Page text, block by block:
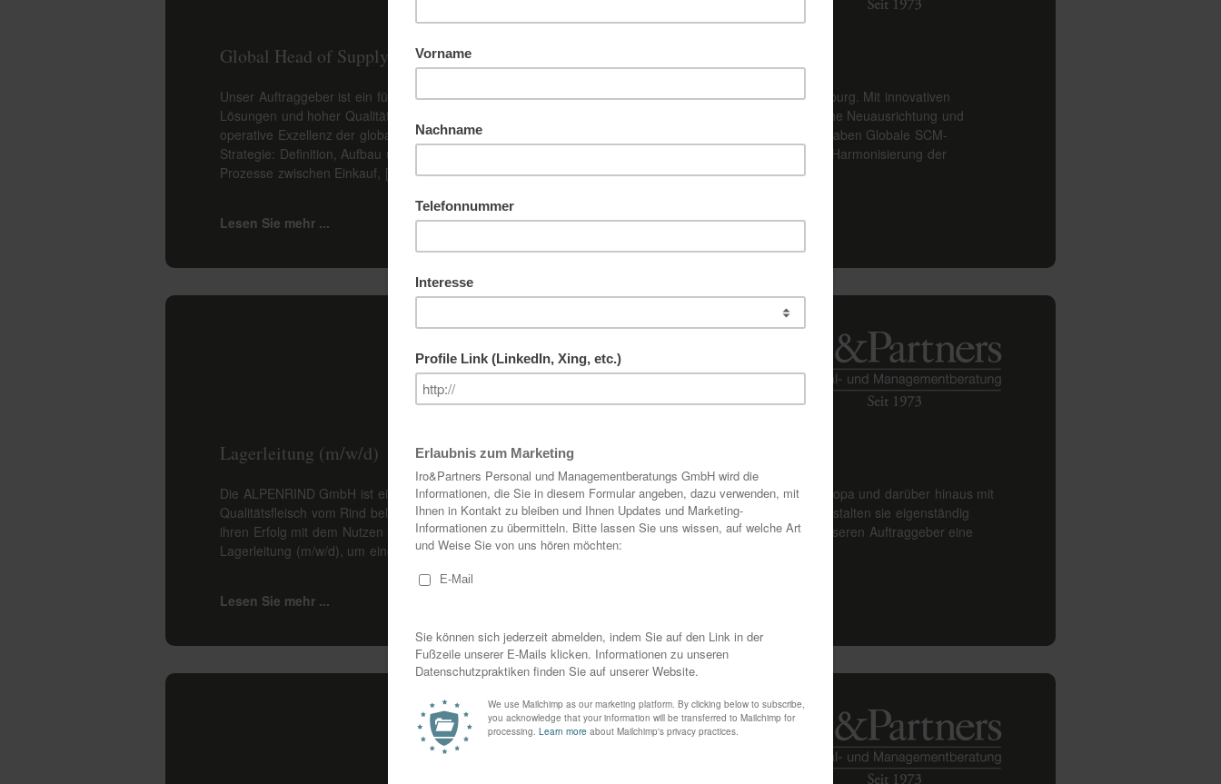
Global Head of Supply Chain Management (m/w/d)
Unser Auftraggeber ist ein führender, global agierender mittelständischer Maschinenbauer im Raum Salzburg. Mit innovativen
Lösungen und hoher Qualitätsorientierung bedient das Unternehmen Kunden weltweit. Für die strategische Neuausrichtung und
operative Exzellenz der globalen Lieferketten suchen wir eine visionäre Führungspersönlichkeit. Ihre Aufgaben Globale SCM-
Strategie: Definition, Aufbau und Optimierung der weltweiten Supply-Chain-Struktur. Prozessoptimierung: Harmonisierung der
Prozesse zwischen Einkauf, […]
Lesen Sie mehr ...
Lagerleitung (m/w/d)
Die ALPENRIND GmbH ist ein regionales Unternehmen mit Sitz in Salzburg, welches Kunden in ganz Europa und darüber hinaus mit
Qualitätsfleisch vom Rind beliefert. Eingebunden in die Europastruktur der internationalen OSI-Gruppe gestalten sie eigenständig
ihren Erfolg mit dem Nutzen internationaler Marktzugänge. Zur Verstärkung des Teams suchen wir für unseren Auftraggeber eine
Lagerleitung (m/w/d), um eine […]
Lesen Sie mehr ...